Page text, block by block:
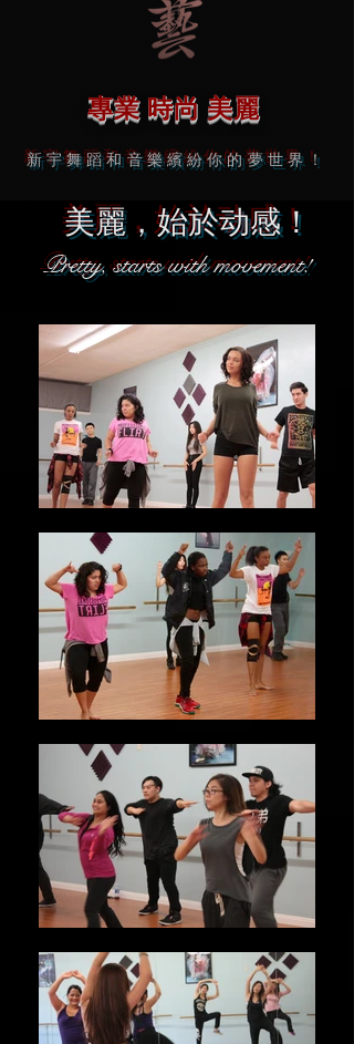
專業 時尚 美麗
新宇舞蹈和音樂繽紛你的夢世界！
美麗，始於动感！
Pretty, starts with movement!